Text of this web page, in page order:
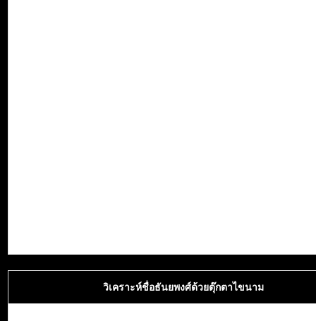
วิเคราะห์ชื่อธันยพงศ์ด้วยตุ๊กตาไขนาม